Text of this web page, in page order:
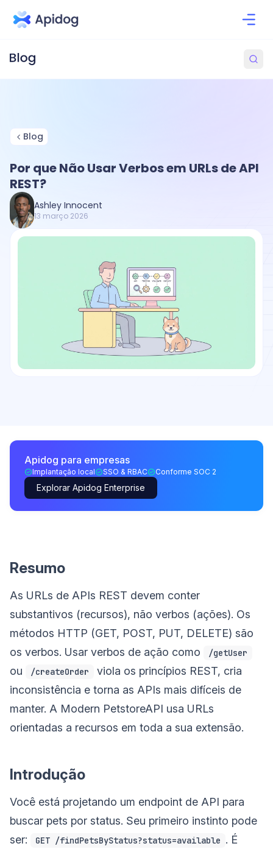
Blog
Por que Não Usar Verbos em URLs de API
REST?
Ashley Innocent
13 março 2026
Apidog para empresas
Implantação local SSO & RBAC Conforme SOC 2
Explorar Apidog Enterprise
Resumo
As URLs de APIs REST devem conter
substantivos (recursos), não verbos (ações). Os
métodos HTTP (GET, POST, PUT, DELETE) são
os verbos. Usar verbos de ação como
/getUser
ou /createOrder
viola os princípios REST, cria
inconsistência e torna as APIs mais difíceis de
manter. A Modern PetstoreAPI usa URLs
orientadas a recursos em toda a sua extensão.
Introdução
Você está projetando um endpoint de API para
buscar pets por status. Seu primeiro instinto pode
ser:
GET /findPetsByStatus?status=available . É